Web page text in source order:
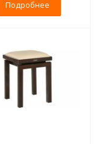
Подробнее